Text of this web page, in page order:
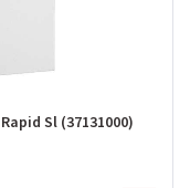
Sl (37131000)